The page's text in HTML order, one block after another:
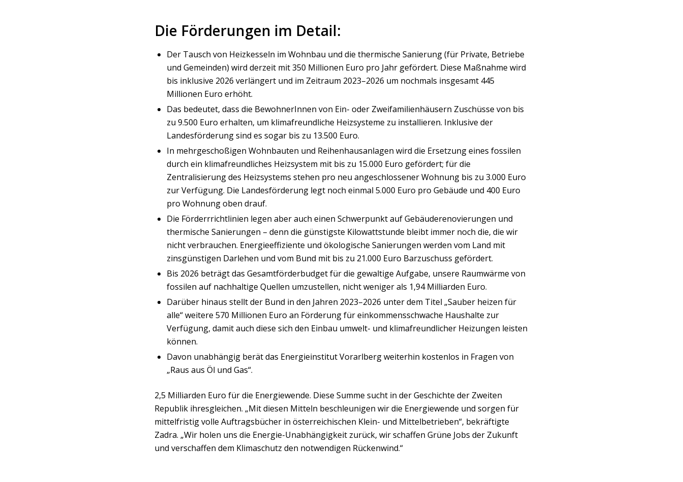
Die Förderungen im Detail:
Der Tausch von Heizkesseln im Wohnbau und die thermische Sanierung (für Private, Betriebe
und Gemeinden) wird derzeit mit 350 Millionen Euro pro Jahr gefördert. Diese Maßnahme wird
bis inklusive 2026 verlängert und im Zeitraum 2023–2026 um nochmals insgesamt 445
Millionen Euro erhöht.
Das bedeutet, dass die BewohnerInnen von Ein- oder Zweifamilienhäusern Zuschüsse von bis
zu 9.500 Euro erhalten, um klimafreundliche Heizsysteme zu installieren. Inklusive der
Landesförderung sind es sogar bis zu 13.500 Euro.
In mehrgeschoßigen Wohnbauten und Reihenhausanlagen wird die Ersetzung eines fossilen
durch ein klimafreundliches Heizsystem mit bis zu 15.000 Euro gefördert; für die
Zentralisierung des Heizsystems stehen pro neu angeschlossener Wohnung bis zu 3.000 Euro
zur Verfügung. Die Landesförderung legt noch einmal 5.000 Euro pro Gebäude und 400 Euro
pro Wohnung oben drauf.
Die Förderrrichtlinien legen aber auch einen Schwerpunkt auf Gebäuderenovierungen und
thermische Sanierungen – denn die günstigste Kilowattstunde bleibt immer noch die, die wir
nicht verbrauchen. Energieeffiziente und ökologische Sanierungen werden vom Land mit
zinsgünstigen Darlehen und vom Bund mit bis zu 21.000 Euro Barzuschuss gefördert.
Bis 2026 beträgt das Gesamtförderbudget für die gewaltige Aufgabe, unsere Raumwärme von
fossilen auf nachhaltige Quellen umzustellen, nicht weniger als 1,94 Milliarden Euro.
Darüber hinaus stellt der Bund in den Jahren 2023–2026 unter dem Titel „Sauber heizen für
alle“ weitere 570 Millionen Euro an Förderung für einkommensschwache Haushalte zur
Verfügung, damit auch diese sich den Einbau umwelt- und klimafreundlicher Heizungen leisten
können.
Davon unabhängig berät das Energieinstitut Vorarlberg weiterhin kostenlos in Fragen von
„Raus aus Öl und Gas“.
2,5 Milliarden Euro für die Energiewende. Diese Summe sucht in der Geschichte der Zweiten
Republik ihresgleichen. „Mit diesen Mitteln beschleunigen wir die Energiewende und sorgen für
mittelfristig volle Auftragsbücher in österreichischen Klein- und Mittelbetrieben“, bekräftigte
Zadra. „Wir holen uns die Energie-Unabhängigkeit zurück, wir schaffen Grüne Jobs der Zukunft
und verschaffen dem Klimaschutz den notwendigen Rückenwind.“